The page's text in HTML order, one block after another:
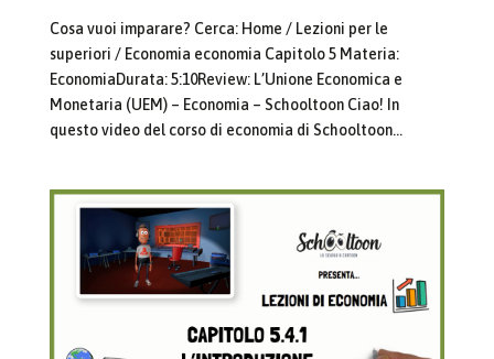
Cosa vuoi imparare? Cerca: Home / Lezioni per le
superiori / Economia economia Capitolo 5 Materia:
EconomiaDurata: 5:10Review: L’Unione Economica e
Monetaria (UEM) – Economia – Schooltoon Ciao! In
questo video del corso di economia di Schooltoon...